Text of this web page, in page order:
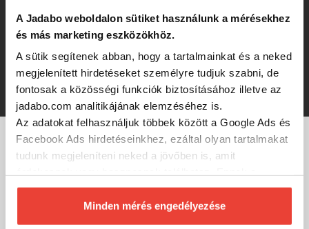
A Jadabo weboldalon sütiket használunk a mérésekhez
és más marketing eszközökhöz.
A sütik segítenek abban, hogy a tartalmainkat és a neked
megjelenített hirdetéseket személyre tudjuk szabni, de
fontosak a közösségi funkciók biztosításához illetve az
jadabo.com analitikájának elemzéséhez is.
Az adatokat felhasználjuk többek között a Google Ads és
Facebook Ads hirdetéseinkhez, ezáltal olyan tartalmakat
tudunk megjeleníteni neked a jövőben is, amit
biztosításához arra kérünk, hogy engedd meg
számunkra minden mérés használatát.
Természetesensoha semmilyen formában nem fogunk
Minden mérés engedélyezése
RRP: 1 990 Ft
1 860 Ft
MÁRKÁINK